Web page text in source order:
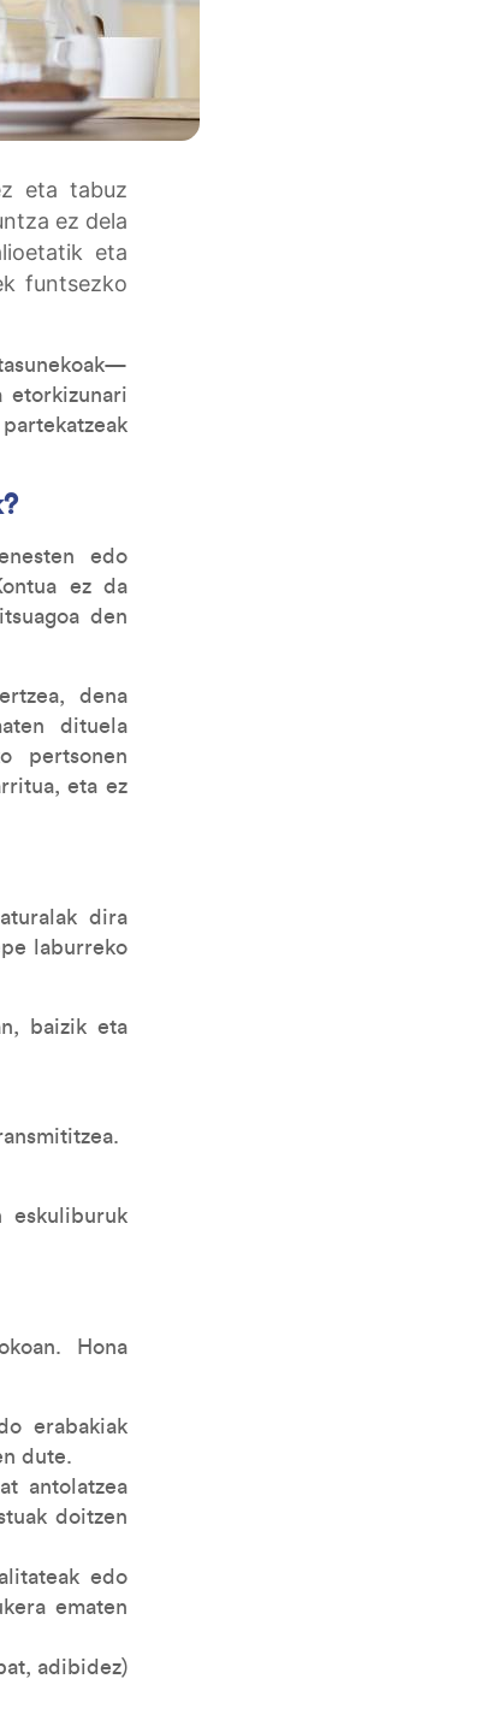
eta tabuz
ez dela
eta
funtsezko
etorkizunari
edo
ez da
den
dena
dituela
pertsonen
eta ez
dira
laburreko
baizik eta
eskuliburuk
Hona
erabakiak
dute.
antolatzea
doitzen
edo
ematen
adibidez)